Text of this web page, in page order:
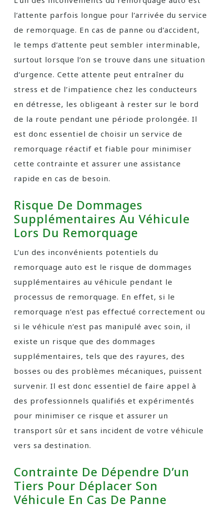
l’attente parfois longue pour l’arrivée du service
de remorquage. En cas de panne ou d’accident,
le temps d’attente peut sembler interminable,
surtout lorsque l’on se trouve dans une situation
d’urgence. Cette attente peut entraîner du
stress et de l’impatience chez les conducteurs
en détresse, les obligeant à rester sur le bord
de la route pendant une période prolongée. Il
est donc essentiel de choisir un service de
remorquage réactif et fiable pour minimiser
cette contrainte et assurer une assistance
rapide en cas de besoin.
Risque De Dommages
Supplémentaires Au Véhicule
Lors Du Remorquage
L’un des inconvénients potentiels du
remorquage auto est le risque de dommages
supplémentaires au véhicule pendant le
processus de remorquage. En effet, si le
remorquage n’est pas effectué correctement ou
si le véhicule n’est pas manipulé avec soin, il
existe un risque que des dommages
supplémentaires, tels que des rayures, des
bosses ou des problèmes mécaniques, puissent
survenir. Il est donc essentiel de faire appel à
des professionnels qualifiés et expérimentés
pour minimiser ce risque et assurer un
transport sûr et sans incident de votre véhicule
vers sa destination.
Contrainte De Dépendre D’un
Tiers Pour Déplacer Son
Véhicule En Cas De Panne